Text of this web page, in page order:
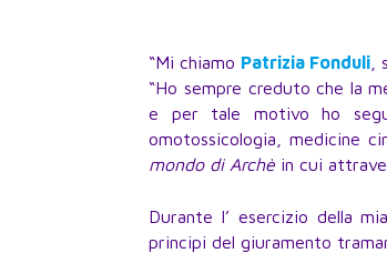
“Mi chiamo Patrizia Fonduli
“Ho sempre creduto che la
e per tale motivo ho
omotossicologia, medicine
mondo di Archè in cui
Durante l’ esercizio della
principi del giuramento